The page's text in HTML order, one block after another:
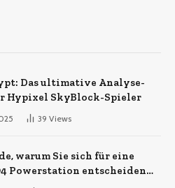
Das ultimative Analyse-
Hypixel SkyBlock-Spieler
39 Views
warum Sie sich für eine
Powerstation entscheiden